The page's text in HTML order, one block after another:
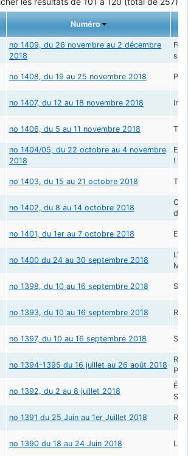
Numéro
no 1409, du 26 novembre au 2 décembre
2018
no 1408, du 19 au 25 novembre 2018
no 1407, du 12 au 18 novembre 2018
no 1406, du 5 au 11 novembre 2018
no 1404/05, du 22 octobre au 4 novembre
2018
!
no 1403, du 15 au 21 octobre 2018
no 1402, du 8 au 14 octobre 2018
no 1401, du 1er au 7 octobre 2018
no 1400 du 24 au 30 septembre 2018
no 1398, du 10 au 16 septembre 2018
no 1393, du 10 au 16 septembre 2018
no 1397, du 10 au 16 septembre 2018
no 1394-1395 du 16 juillet au 26 août 2018
no 1392, du 2 au 8 juillet 2018
no 1391 du 25 Juin au 1er Juillet 2018
no 1390 du 18 au 24 Juin 2018 Le